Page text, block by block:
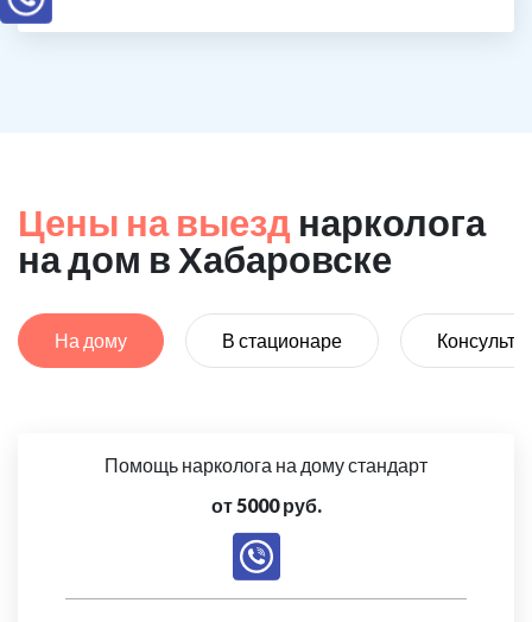
Цены на выезд нарколога
на дом в Хабаровске
На дому В стационаре
Помощь нарколога на дому стандарт
от 5000 руб.